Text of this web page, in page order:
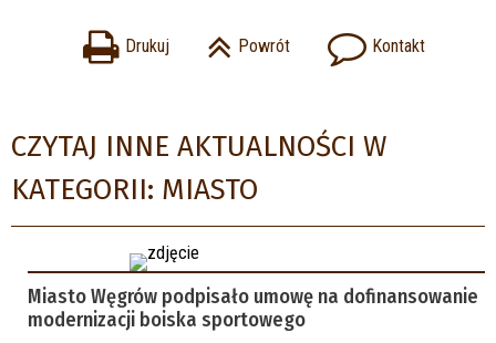
Drukuj Powrót Kontakt
CZYTAJ INNE AKTUALNOŚCI W
KATEGORII: MIASTO
Miasto Węgrów podpisało umowę na dofinansowanie
modernizacji boiska sportowego